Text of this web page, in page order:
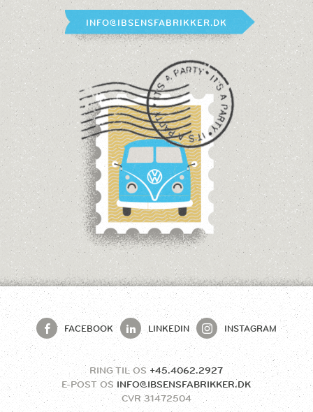
INFO@IBSENSFABRIKKER.DK
FACEBOOK LINKEDIN INSTAGRAM
RING TIL OS +45.4062.2927
E-POST OS INFO@IBSENSFABRIKKER.DK
CVR 31472504